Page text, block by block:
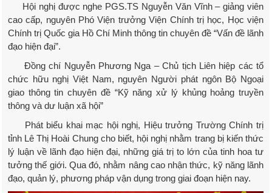
Hội nghị được nghe PGS.TS Nguyễn Văn Vĩnh – giảng viên
cao cấp, nguyên Phó Viện trưởng Viện Chính trị học, Học viện
Chính trị Quốc gia Hồ Chí Minh thông tin chuyên đề “Vấn đề lãnh
đạo hiện đại”.
Đồng chí Nguyễn Phương Nga – Chủ tịch Liên hiệp các tổ
chức hữu nghị Việt Nam, nguyên Người phát ngôn Bộ Ngoại
giao thông tin chuyên đề “Kỹ năng xử lý khủng hoảng truyền
thông và dư luận xã hội”
Phát biểu khai mạc hội nghị, Hiệu trưởng Trường Chính trị
tỉnh Lê Thị Hoài Chung cho biết, hội nghị nhằm trang bị kiến thức
lý luận về lãnh đạo hiện đại, những giá trị to lớn của tinh hoa tư
tưởng thế giới. Qua đó, nhằm nâng cao nhận thức, kỹ năng lãnh
đạo, quản lý, phương pháp vận dụng trong giai đoạn hiện nay.